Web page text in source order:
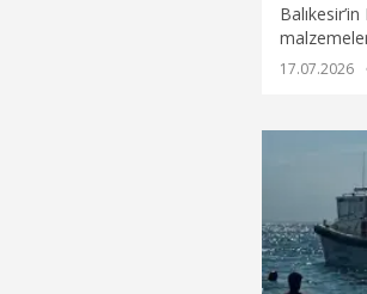
saatte
17.07.2026